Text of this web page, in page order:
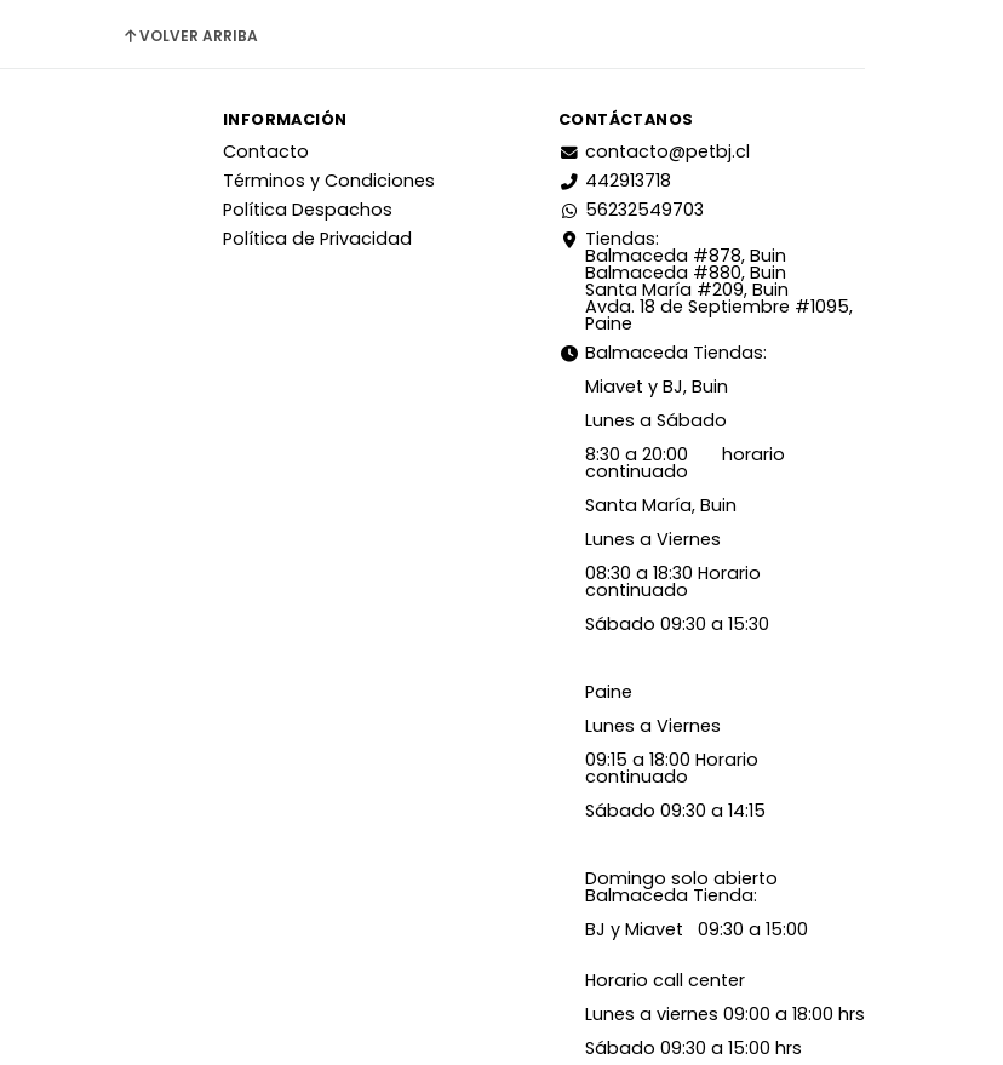
VOLVER ARRIBA
INFORMACIÓN
Contacto
Términos y Condiciones
Política Despachos
Política de Privacidad
CONTÁCTANOS
contacto@petbj.cl
442913718
56232549703
Tiendas:
Balmaceda #878, Buin
Balmaceda #880, Buin
Santa María #209, Buin
Avda. 18 de Septiembre #1095,
Paine
Balmaceda Tiendas:
Miavet y BJ, Buin
Lunes a Sábado
8:30 a 20:00 horario
continuado
Santa María, Buin
Lunes a Viernes
08:30 a 18:30 Horario
continuado
Sábado 09:30 a 15:30
Paine
Lunes a Viernes
09:15 a 18:00 Horario
continuado
Sábado 09:30 a 14:15
Domingo solo abierto
Balmaceda Tienda:
BJ y Miavet 09:30 a 15:00
Horario call center
Lunes a viernes 09:00 a 18:00 hrs
Sábado 09:30 a 15:00 hrs